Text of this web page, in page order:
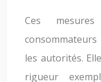
Ces
les autorités.
rigueur